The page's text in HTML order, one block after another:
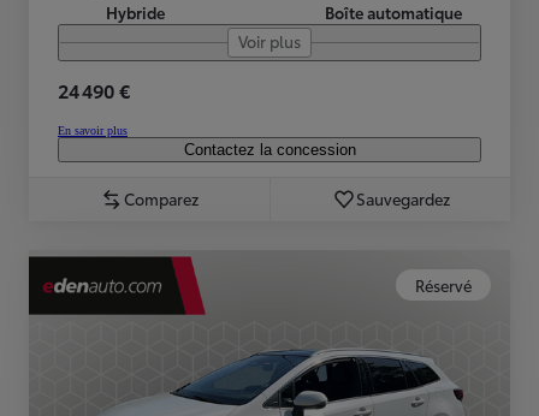
Hybride
Boîte automatique
Voir plus
24 490 €
En savoir plus
Contactez la concession
Comparez Sauvegardez
Réservé